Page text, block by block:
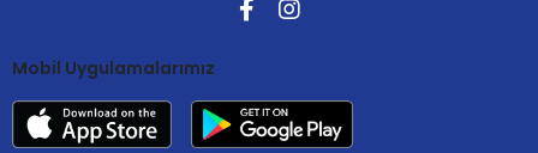
Mobil Uygulamalarımız